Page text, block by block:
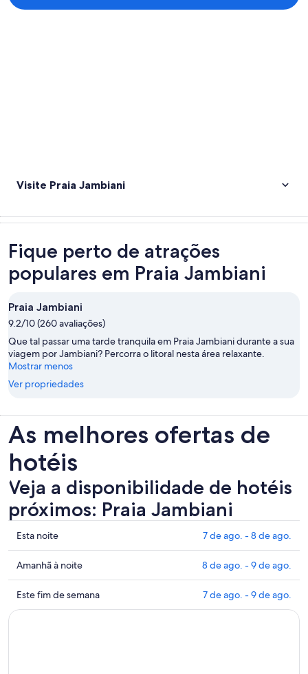
Visite Praia Jambiani
Fique perto de atrações
populares em Praia Jambiani
Praia Jambiani
9.2/10 (260 avaliações)
Que tal passar uma tarde tranquila em Praia Jambiani durante a sua
viagem por Jambiani? Percorra o litoral nesta área relaxante.
Mostrar menos
Ver propriedades
As melhores ofertas de
hotéis
Veja a disponibilidade de hotéis
próximos: Praia Jambiani
Mostrar
preços
perto
de
Praia
Jambiani
Esta noite 7 de ago. - 8 de ago.
Mostrar
preços
perto
de
Amanhã à noite 8 de ago. - 9 de ago.
Mostrar
preços
Este fim de semana 7 de ago. - 9 de ago.